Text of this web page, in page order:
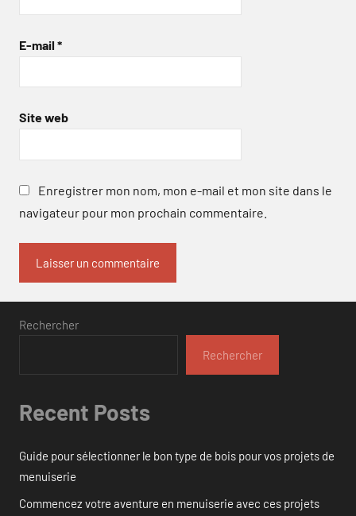
E-mail *
Site web
Enregistrer mon nom, mon e-mail et mon site dans le
navigateur pour mon prochain commentaire.
Rechercher
Rechercher
Recent Posts
Guide pour sélectionner le bon type de bois pour vos projets de
menuiserie
Commencez votre aventure en menuiserie avec ces projets